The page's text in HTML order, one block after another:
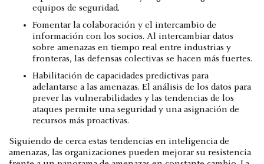
equipos de seguridad.
Fomentar la colaboración y el intercambio de
información con los socios. Al intercambiar datos
sobre amenazas en tiempo real entre industrias y
fronteras, las defensas colectivas se hacen más fuertes.
Habilitación de capacidades predictivas para
adelantarse a las amenazas. El análisis de los datos para
prever las vulnerabilidades y las tendencias de los
ataques permite una seguridad y una asignación de
recursos más proactivas.
Siguiendo de cerca estas tendencias en inteligencia de
amenazas, las organizaciones pueden mejorar su resistencia